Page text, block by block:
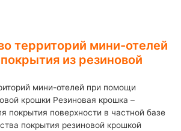
территорий мини-отелей
из резиновой
мини-отелей при помощи
крошки Резиновая крошка –
покрытия поверхности в частной базе
покрытия резиновой крошкой